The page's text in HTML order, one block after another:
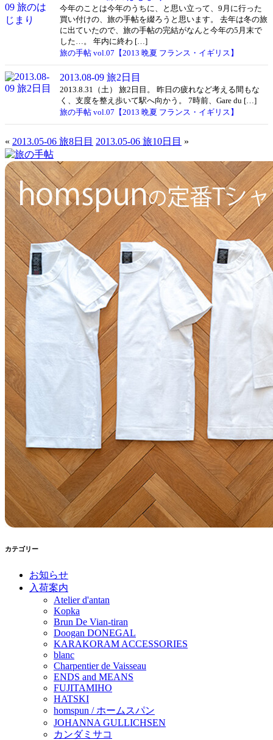
今年のことは今年のうちに、と思い立って、9月に行った
買い付けの、旅の手帖を綴ろうと思います。 去年は冬の旅
に出ていたので、旅の手帖の完結がなんと今年の5月末で
した…。 年内に終わ […]
旅の手帖 vol.07【2013 晩夏 フランス・イギリス】
2013.08-09 旅2日目
2013.8.31（土） 旅2日目。 昨日の疲れなど考える間もな
く、支度を整え歩いて駅へ向かう。 7時前、Gare du […]
旅の手帖 vol.07【2013 晩夏 フランス・イギリス】
« 2013.05-06 旅8日目 2013.05-06 旅10日目 »
カテゴリー
お知らせ
入荷案内
Atelier d'antan
Kopka
Brun De Vian-tiran
Doogan DONEGAL
KARAKORAM ACCESSORIES
blanc
Charpentier de Vaisseau
ENDS and MEANS
FUJITAMIHO
HATSKI
homspun / ホームスパン
JOHANNA GULLICHSEN
カンダミサコ